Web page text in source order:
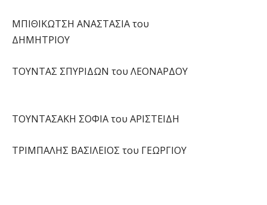
ΜΠΙΘΙΚΩΤΣΗ ΑΝΑΣΤΑΣΙΑ του
ΔΗΜΗΤΡΙΟΥ
ΤΟΥΝΤΑΣ ΣΠΥΡΙΔΩΝ του ΛΕΟΝΑΡΔΟΥ
ΤΟΥΝΤΑΣΑΚΗ ΣΟΦΙΑ του ΑΡΙΣΤΕΙΔΗ
ΤΡΙΜΠΑΛΗΣ ΒΑΣΙΛΕΙΟΣ του ΓΕΩΡΓΙΟΥ